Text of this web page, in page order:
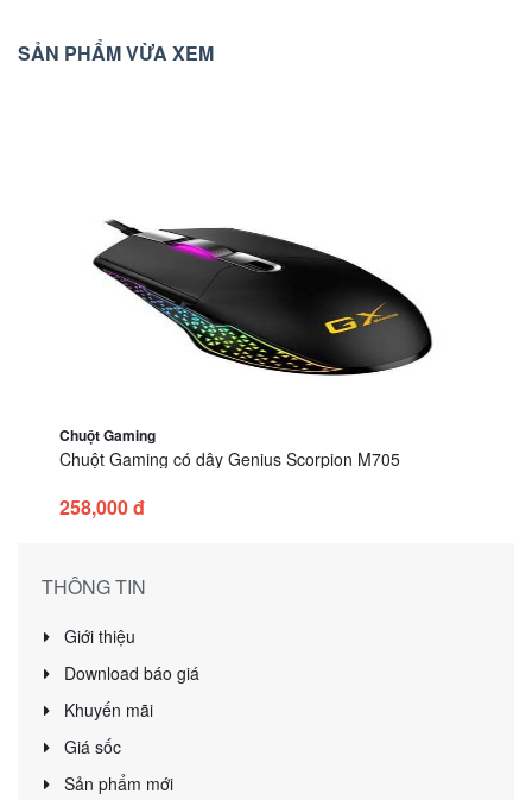
SẢN PHẨM VỪA XEM
Chuột Gaming
Chuột Gaming có dây Genius Scorpion M705
258,000 đ
THÔNG TIN
Giới thiệu
Download báo giá
Khuyến mãi
Giá sốc
Sản phẩm mới